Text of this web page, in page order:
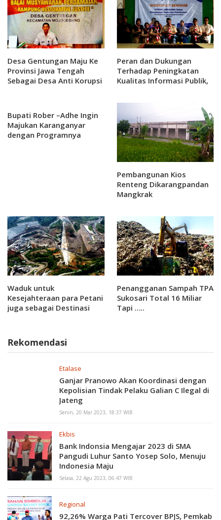
Desa Gentungan Maju Ke
Provinsi Jawa Tengah
Sebagai Desa Anti Korupsi
Peran dan Dukungan
Terhadap Peningkatan
Kualitas Informasi Publik,
Menggelar Workshop
Citizen Jurnalism
Bupati Rober –Adhe Ingin
Majukan Karanganyar
dengan Programnya
Pembangunan Kios
Renteng Dikarangpandan
Mangkrak
Waduk untuk
Kesejahteraan para Petani
juga sebagai Destinasi
Penangganan Sampah TPA
Sukosari Total 16 Miliar
Tapi …..
Rekomendasi
Etalase
Ganjar Pranowo Akan Koordinasi dengan
Kepolisian Tindak Pelaku Galian C Ilegal di
Jateng
Senin, 20 Mar 2023, 18:37 WIB
Ekbis
Bank Indonsia Mengajar 2023 di SMA
Pangudi Luhur Santo Yosep Solo, Menuju
Indonesia Maju
Selasa, 22 Agu 2023, 06:47 WIB
Regional
92,26% Warga Pati Tercover BPJS, Pemkab